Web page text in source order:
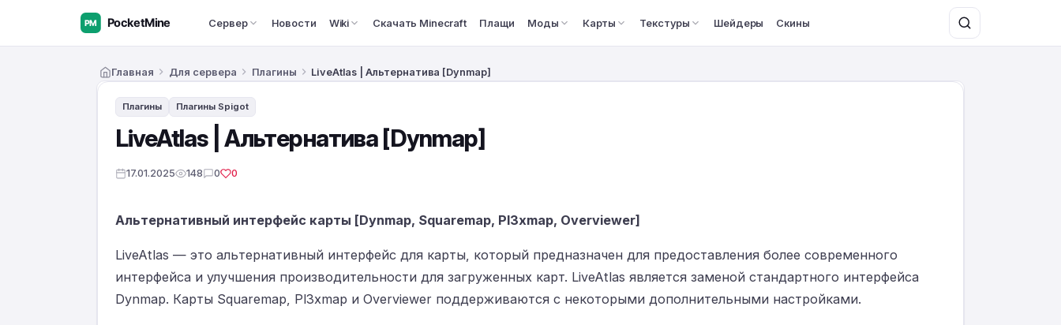
Сервер Новости Wiki Скачать Minecraft Плащи Моды Карты Текстуры Шейдеры Скины
Главная Для сервера Плагины LiveAtlas | Альтернатива [Dynmap]
Плагины Плагины Spigot
LiveAtlas | Альтернатива [Dynmap]
17.01.2025 148 0 0
Альтернативный интерфейс карты [Dynmap, Squaremap, Pl3xmap, Overviewer]
LiveAtlas — это альтернативный интерфейс для карты, который предназначен для предоставления более современного
интерфейса и улучшения производительности для загруженных карт. LiveAtlas является заменой стандартного интерфейса
Dynmap. Карты Squaremap, Pl3xmap и Overviewer поддерживаются с некоторыми дополнительными настройками.